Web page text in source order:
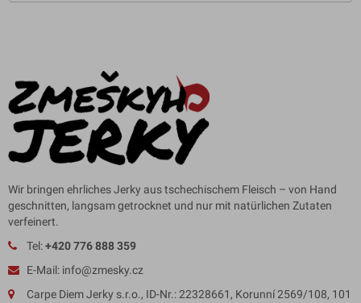
Wir bringen ehrliches Jerky aus tschechischem Fleisch – von Hand
geschnitten, langsam getrocknet und nur mit natürlichen Zutaten
verfeinert.
Tel:+420 776 888 359
E-Mail: info@zmesky.cz
Carpe Diem Jerky s.r.o., ID-Nr.: 22328661, Korunní 2569/108, 101